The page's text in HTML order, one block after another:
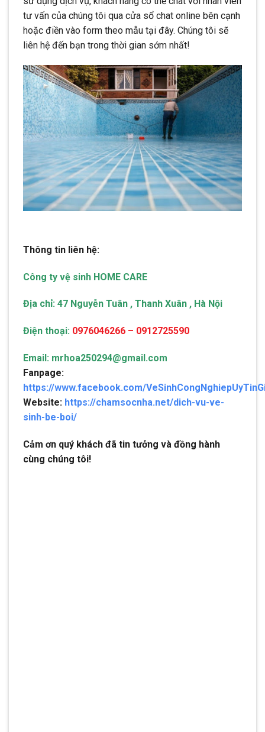
tư vấn của chúng tôi qua cửa sổ chat online bên cạnh
hoặc điền vào form theo mẫu tại đây. Chúng tôi sẽ
liên hệ đến bạn trong thời gian sớm nhất!
Thông tin liên hệ:
Công ty vệ sinh HOME CARE
Địa chỉ: 47 Nguyễn Tuân , Thanh Xuân , Hà Nội
Điện thoại: 0976046266 – 0912725590
Email: mrhoa250294@gmail.com
Fanpage:
https://www.facebook.com/
Website: https://chamsocnha.net/dich-vu-ve-
sinh-be-boi/
Cảm ơn quý khách đã tin tưởng và đồng hành
cùng chúng tôi!